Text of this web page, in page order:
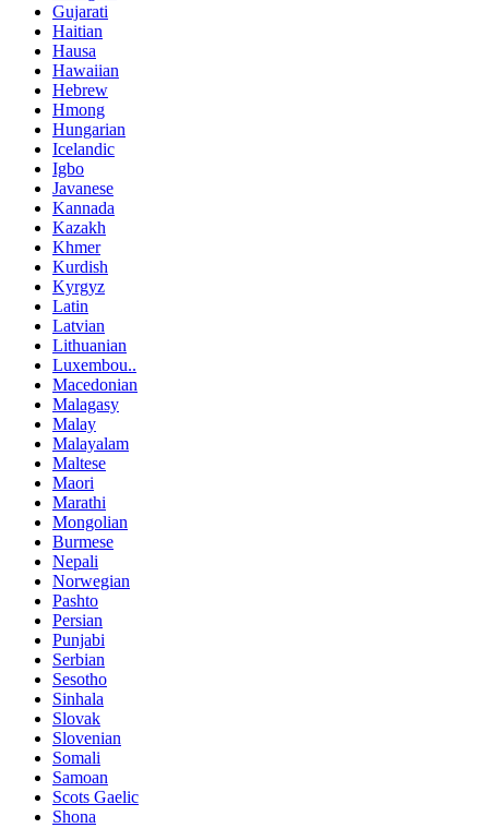
Gujarati
Haitian
Hausa
Hawaiian
Hebrew
Hmong
Hungarian
Icelandic
Igbo
Javanese
Kannada
Kazakh
Khmer
Kurdish
Kyrgyz
Latin
Latvian
Lithuanian
Luxembou..
Macedonian
Malagasy
Malay
Malayalam
Maltese
Maori
Marathi
Mongolian
Burmese
Nepali
Norwegian
Pashto
Persian
Punjabi
Serbian
Sesotho
Sinhala
Slovak
Slovenian
Somali
Samoan
Scots Gaelic
Shona